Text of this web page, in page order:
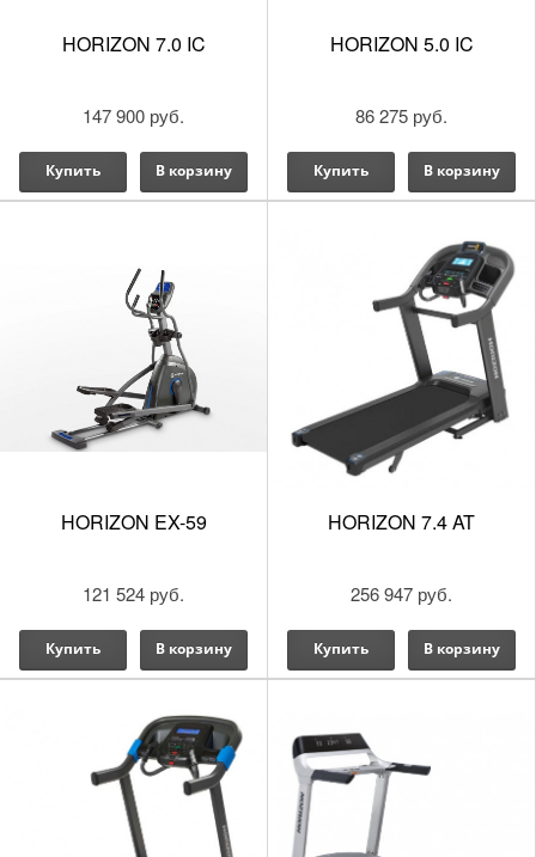
HORIZON 7.0 IC
147 900 руб.
Купить В корзину
HORIZON 5.0 IC
86 275 руб.
Купить В корзину
HORIZON EX-59
121 524 руб.
Купить В корзину
HORIZON 7.4 AT
256 947 руб.
Купить В корзину